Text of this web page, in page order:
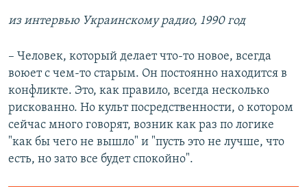
из интервью Украинскому радио, 1990 год
– Человек, который делает что-то новое, всегда
воюет с чем-то старым. Он постоянно находится в
конфликте. Это, как правило, всегда несколько
рискованно. Но культ посредственности, о котором
сейчас много говорят, возник как раз по логике
"как бы чего не вышло" и "пусть это не лучше, что
есть, но зато все будет спокойно".